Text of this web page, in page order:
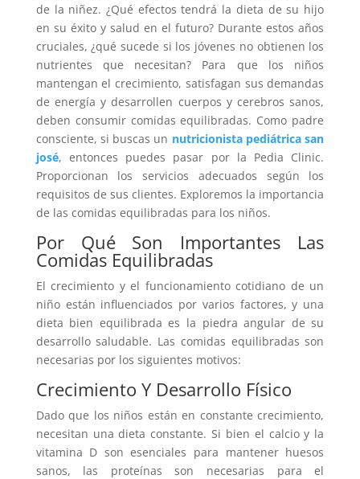
de la niñez. ¿Qué efectos tendrá la dieta de su hijo
en su éxito y salud en el futuro? Durante estos años
cruciales, ¿qué sucede si los jóvenes no obtienen los
nutrientes que necesitan? Para que los niños
mantengan el crecimiento, satisfagan sus demandas
de energía y desarrollen cuerpos y cerebros sanos,
deben consumir comidas equilibradas. Como padre
consciente, si buscas un nutricionista pediátrica san
josé, entonces puedes pasar por la Pedia Clinic.
Proporcionan los servicios adecuados según los
requisitos de sus clientes. Exploremos la importancia
de las comidas equilibradas para los niños.
Por Qué Son Importantes Las
Comidas Equilibradas
El crecimiento y el funcionamiento cotidiano de un
niño están influenciados por varios factores, y una
dieta bien equilibrada es la piedra angular de su
desarrollo saludable. Las comidas equilibradas son
necesarias por los siguientes motivos:
Crecimiento Y Desarrollo Físico
Dado que los niños están en constante crecimiento,
necesitan una dieta constante. Si bien el calcio y la
vitamina D son esenciales para mantener huesos
sanos, las proteínas son necesarias para el